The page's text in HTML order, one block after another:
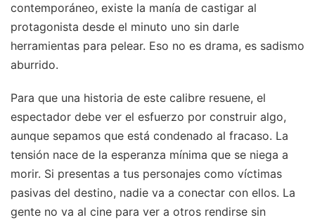
contemporáneo, existe la manía de castigar al
protagonista desde el minuto uno sin darle
herramientas para pelear. Eso no es drama, es sadismo
aburrido.
Para que una historia de este calibre resuene, el
espectador debe ver el esfuerzo por construir algo,
aunque sepamos que está condenado al fracaso. La
tensión nace de la esperanza mínima que se niega a
morir. Si presentas a tus personajes como víctimas
pasivas del destino, nadie va a conectar con ellos. La
gente no va al cine para ver a otros rendirse sin